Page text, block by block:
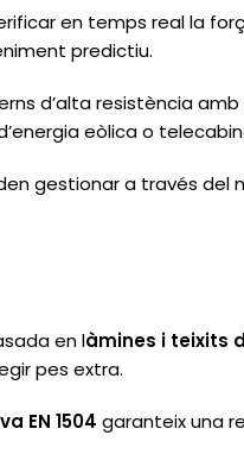
en temps real la
predictiu.
d’alta resistència
eòlica o
gestionar a través del
en làmines i teixits
pes extra.
EN 1504 garanteix una